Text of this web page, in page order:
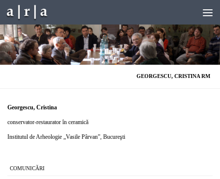
Skip to content
GEORGESCU, CRISTINA RM
Georgescu, Cristina
conservator-restaurator în ceramică
Institutul de Arheologie „Vasile Pârvan”, Bucureşti
COMUNICĂRI